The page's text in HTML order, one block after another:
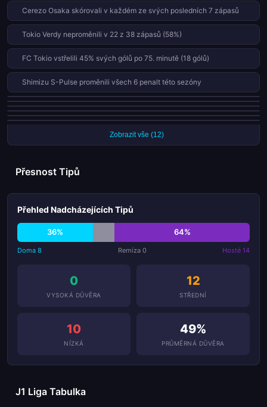
výkonů v dlouhé sezóně. Každý tým bojoval o každý bod, aby
si zajistil místo mezi elitou nebo alespoň udržel naději na
postupovou pozici.
Cerezo Osaka skórovali v každém ze svých posledních 7 zápasů
Tokio Verdy neproměnili v 22 z 38 zápasů (58%)
FC Tokio vstřelili 45% svých gólů po 75. minutě (18 gólů)
Shimizu S-Pulse proměnili všech 6 penalt této sezóny
FC Tokio proměnili všech 6 penalt této sezóny
Sanfrecce Hiroshima inkasovali 42% gólů po 75. minutě (11 gólů)
Obě mužstva skórovala v 13 z posledních 15 zápasů týmu Cerezo Osaka
(87%)
Sanfrecce Hiroshima vstřelili 40% svých gólů po 75. minutě (19 gólů)
Urawa Reds vyhrávají 68% doma, ale jen 16% venku
Zobrazit vše (12)
Přesnost Tipů
Přehled Nadcházejících Tipů
36% 64%
Doma 8 Remíza 0 Hosté 14
0
VYSOKÁ DŮVĚRA
12
STŘEDNÍ
10
NÍZKÁ
49%
PRŮMĚRNÁ DŮVĚRA
J1 Liga Tabulka